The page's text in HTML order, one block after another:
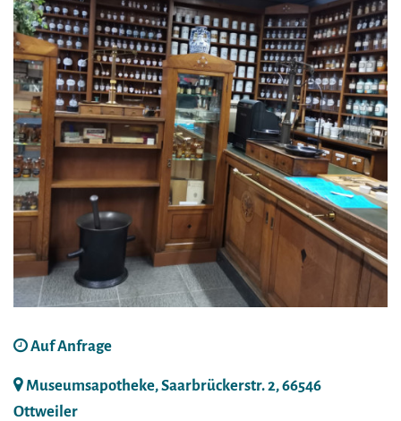
Auf Anfrage
Museumsapotheke, Saarbrückerstr. 2, 66546
Ottweiler